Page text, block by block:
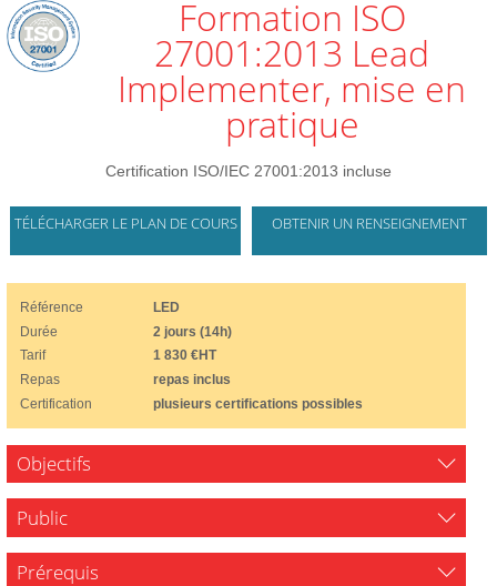
Formation ISO
27001:2013 Lead
Implementer, mise en
pratique
Certification ISO/IEC 27001:2013 incluse
TÉLÉCHARGER LE PLAN DE COURS OBTENIR UN RENSEIGNEMENT
Référence
LED
Durée
2 jours (14h)
Tarif
1 830 €HT
Repas
repas inclus
Certification
plusieurs certifications possibles
Objectifs
Public
Prérequis